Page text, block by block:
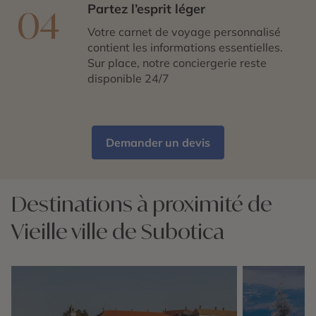
04 Partez l’esprit léger
Votre carnet de voyage personnalisé
contient les informations essentielles.
Sur place, notre conciergerie reste
disponible 24/7
Demander un devis
Destinations à proximité de
Vieille ville de Subotica